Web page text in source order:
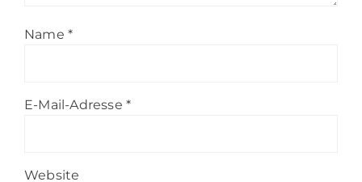
Name *
E-Mail-Adresse *
Website